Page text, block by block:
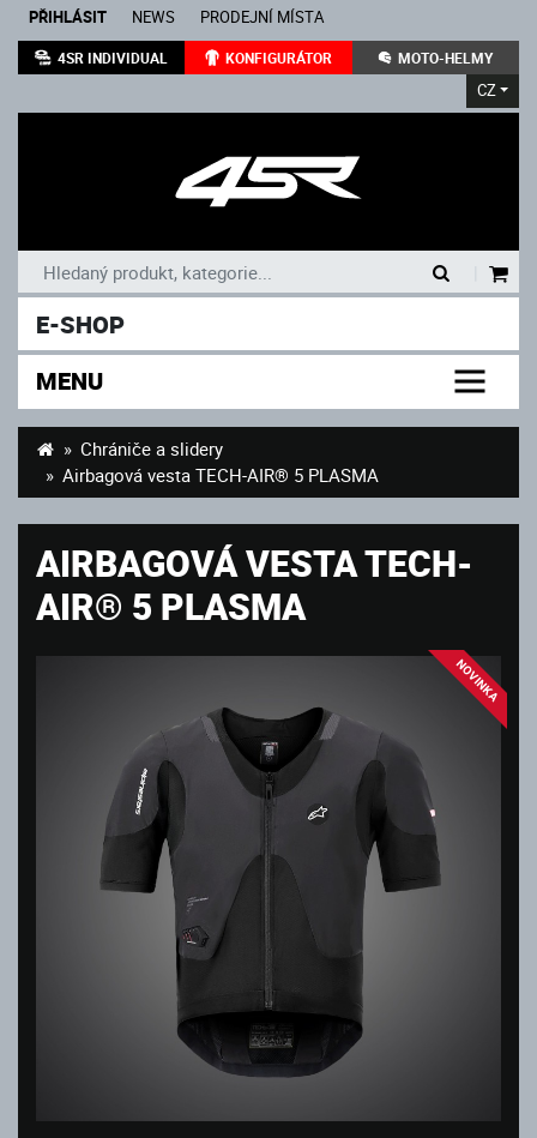
PŘIHLÁSIT NEWS PRODEJNÍ MÍSTA
4SR INDIVIDUAL KONFIGURÁTOR MOTO-HELMY
CZ
E-SHOP
MENU
Chrániče a slidery
Airbagová vesta TECH-AIR® 5 PLASMA
AIRBAGOVÁ VESTA TECH-
AIR® 5 PLASMA
NOVINKA